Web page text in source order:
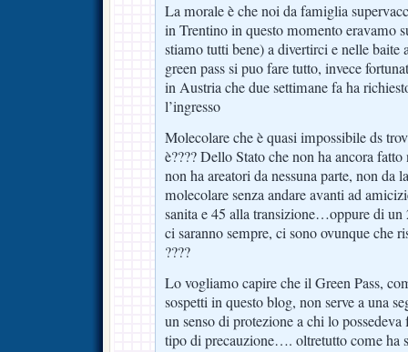
La morale è che noi da famiglia
in Trentino in questo momento eravamo
stiamo tutti bene) a divertirci e nelle baite
green pass si puo fare tutto, invece
in Austria che due settimane fa ha
l’ingresso
Molecolare che è quasi impossibile ds
è???? Dello Stato che non ha ancora
non ha areatori da nessuna parte, non da
molecolare senza andare avanti ad
sanita e 45 alla transizione…oppure di
ci saranno sempre, ci sono ovunque che
????
Lo vogliamo capire che il Green Pass,
sospetti in questo blog, non serve a una
un senso di protezione a chi lo
tipo di precauzione…. oltretutto come ha